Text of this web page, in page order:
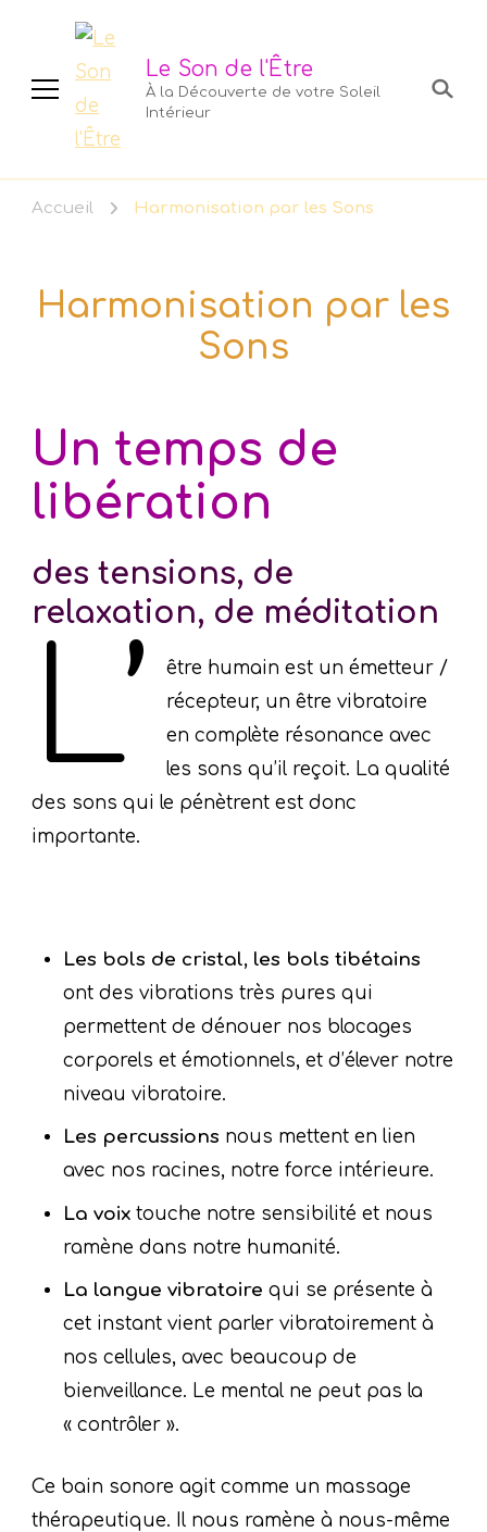
Le Son de l'Être
À la Découverte de votre Soleil
Intérieur
Accueil Harmonisation par les Sons
Harmonisation par les
Sons
Un temps de
libération
des tensions, de
relaxation, de méditation
L’
être humain est un émetteur /
récepteur, un être vibratoire
en complète résonance avec
les sons qu’il reçoit. La qualité
des sons qui le pénètrent est donc
importante.
Les bols de cristal, les bols tibétains
ont des vibrations très pures qui
permettent de dénouer nos blocages
corporels et émotionnels, et d’élever notre
niveau vibratoire.
Les percussions nous mettent en lien
avec nos racines, notre force intérieure.
La voixtouche notre sensibilité et nous
ramène dans notre humanité.
La langue vibratoire qui se présente à
cet instant vient parler vibratoirement à
nos cellules, avec beaucoup de
bienveillance. Le mental ne peut pas la
« contrôler ».
Ce bain sonore agit comme un massage
thérapeutique. Il nous ramène à nous-même